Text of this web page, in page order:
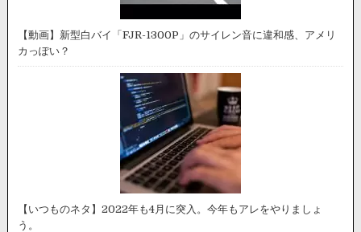
【動画】新型白バイ「FJR-1300P」のサイレン音に違和感、アメリ
カっぽい？
【いつものネタ】2022年も4月に突入。今年もアレをやりましょ
う。